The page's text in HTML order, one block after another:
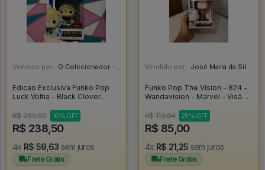
Vendido por: O Colecionador - SP
Edicao Exclusiva Funko Pop
Luck Voltia - Black Clover
R$ 265,00
10% OFF
R$ 238,50
4x R$ 59,63 sem juros
Frete Grátis
Vendido por: José Maria da Silva Junior - AL
Funko Pop The Vision - 824 -
Wandavision - Marvel - Visão -
#824
R$ 113,64 25% OFF
R$ 85,00
4x R$ 21,25 sem juros
Frete Grátis